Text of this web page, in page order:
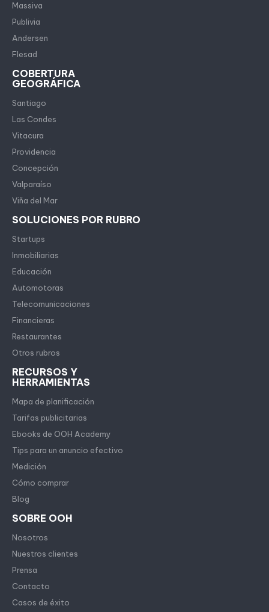
Massiva
Publivia
Andersen
Flesad
COBERTURA
GEOGRÁFICA
Santiago
Las Condes
Vitacura
Providencia
Concepción
Valparaíso
Viña del Mar
SOLUCIONES POR RUBRO
Startups
Inmobiliarias
Educación
Automotoras
Telecomunicaciones
Financieras
Restaurantes
Otros rubros
RECURSOS Y
HERRAMIENTAS
Mapa de planificación
Tarifas publicitarias
Ebooks de OOH Academy
Tips para un anuncio efectivo
Medición
Cómo comprar
Blog
SOBRE OOH
Nosotros
Nuestros clientes
Prensa
Contacto
Casos de éxito